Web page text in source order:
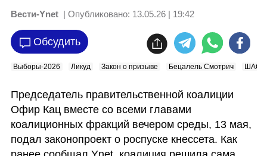
Вести-Ynet | Опубликовано: 13.05.26 | 19:42
Обсудить
Выборы-2026 Ликуд Закон о призыве Бецалель Смотрич ШАС
Председатель правительственной коалиции
Офир Кац вместе со всеми главами
коалиционных фракций вечером среды, 13 мая,
подал законопроект о роспуске кнессета. Как